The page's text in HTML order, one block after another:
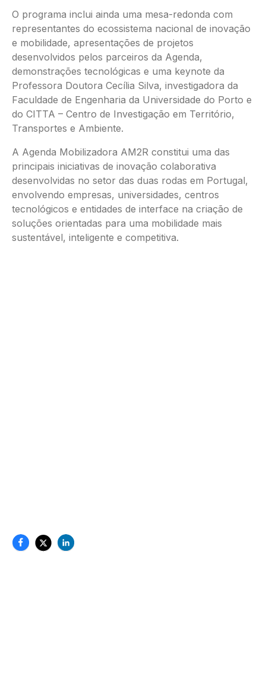
O programa inclui ainda uma mesa-redonda com
representantes do ecossistema nacional de inovação
e mobilidade, apresentações de projetos
desenvolvidos pelos parceiros da Agenda,
demonstrações tecnológicas e uma keynote da
Professora Doutora Cecília Silva, investigadora da
Faculdade de Engenharia da Universidade do Porto e
do CITTA – Centro de Investigação em Território,
Transportes e Ambiente.
A Agenda Mobilizadora AM2R constitui uma das
principais iniciativas de inovação colaborativa
desenvolvidas no setor das duas rodas em Portugal,
envolvendo empresas, universidades, centros
tecnológicos e entidades de interface na criação de
soluções orientadas para uma mobilidade mais
sustentável, inteligente e competitiva.